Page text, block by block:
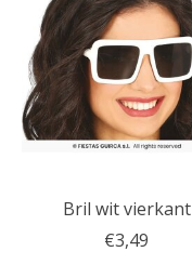
Bril wit vierkant
€3,49